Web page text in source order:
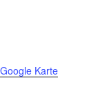
Google Karte